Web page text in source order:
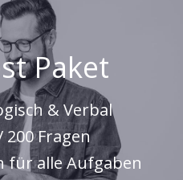
Paket
& Verbal
200 Fragen
für alle Aufgaben